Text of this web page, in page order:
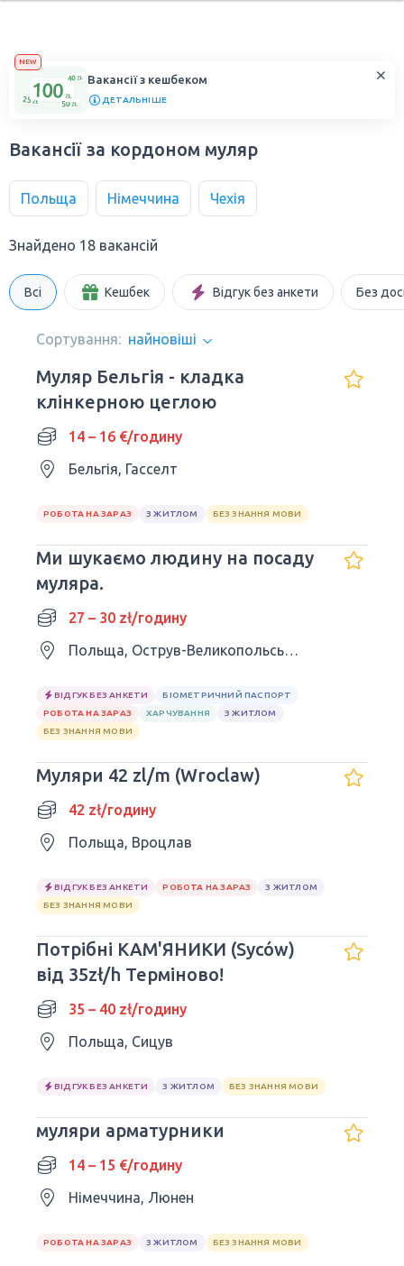
NEW
Вакансії з кешбеком
ДЕТАЛЬНІШЕ
Вакансії за кордоном муляр
Польща Німеччина Чехія
Знайдено 18 вакансій
Всі Кешбек Відгук без анкети Без
Сортування: найновіші
Муляр Бельгія - кладка
клінкерною цеглою
14 – 16 €/годину
Бельгія, Гасселт
РОБОТА НА ЗАРАЗ З ЖИТЛОМ БЕЗ ЗНАННЯ МОВИ
Ми шукаємо людину на посаду
муляра.
27 – 30 zł/годину
Польща, Острув-Великопольський
ВІДГУК БЕЗ АНКЕТИ
БІОМЕТРИЧНИЙ ПАСПОРТ
РОБОТА НА ЗАРАЗ
ХАРЧУВАННЯ
З ЖИТЛОМ
БЕЗ ЗНАННЯ МОВИ
Муляри 42 zl/m (Wroclaw)
42 zł/годину
Польща, Вроцлав
ВІДГУК БЕЗ АНКЕТИ РОБОТА НА ЗАРАЗ
З ЖИТЛОМ
БЕЗ ЗНАННЯ МОВИ
Потрібні КАМ'ЯНИКИ (Syców)
від 35zł/h Терміново!
35 – 40 zł/годину
Польща, Сицув
ВІДГУК БЕЗ АНКЕТИ З ЖИТЛОМ БЕЗ ЗНАННЯ МОВИ
муляри арматурники
14 – 15 €/годину
Німеччина, Люнен
РОБОТА НА ЗАРАЗ З ЖИТЛОМ БЕЗ ЗНАННЯ МОВИ